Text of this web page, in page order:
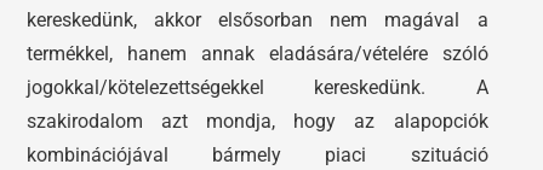
kereskedünk, akkor elsősorban nem magával a
termékkel, hanem annak eladására/vételére szóló
jogokkal/kötelezettségekkel kereskedünk. A
szakirodalom azt mondja, hogy az alapopciók
kombinációjával bármely piaci szituáció